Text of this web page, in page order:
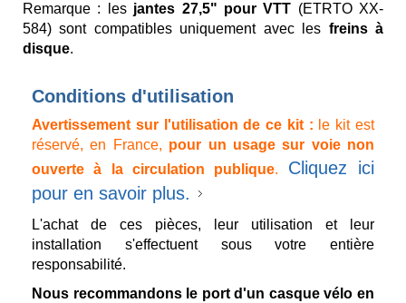
Remarque : les jantes 27,5" pour VTT (ETRTO XX-
584) sont compatibles uniquement avec les freins à
disque.
Conditions d'utilisation
Avertissement sur l'utilisation de ce kit : le kit est
réservé, en France, pour un usage sur voie non
ouverte à la circulation publique. Cliquez ici
pour en savoir plus.
L'achat de ces pièces, leur utilisation et leur
installation s'effectuent sous votre entière
responsabilité.
Nous recommandons le port d'un casque vélo en